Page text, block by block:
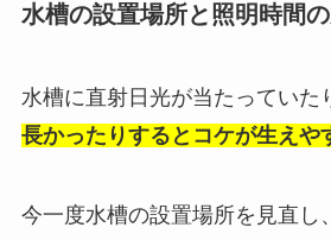
水槽の設置場所と照明時間
水槽に直射日光が当たっていた
長かったりするとコケが生えや
今一度水槽の設置場所を見直し